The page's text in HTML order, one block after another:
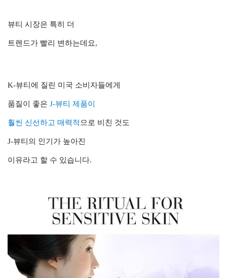
뷰티 시장은 특히 더
트렌드가 빨리 변하는데요,
K-뷰티에 질린 미국 소비자들에게
품질이 좋은 J-뷰티 제품이
훨씬 신선하고 매력적으로 비친 것도
J-뷰티의 인기가 높아진
이유라고 할 수 있습니다.